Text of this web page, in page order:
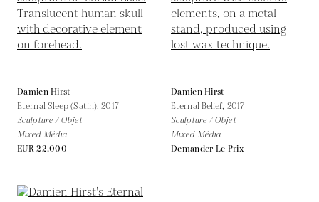
Damien Hirst
Eternal Sleep (Satin),2017
Sculpture / Objet
Mixed Média
EUR 22,000
Damien Hirst
Eternal Belief, 2017
Sculpture / Objet
Mixed Média
Demander Le Prix